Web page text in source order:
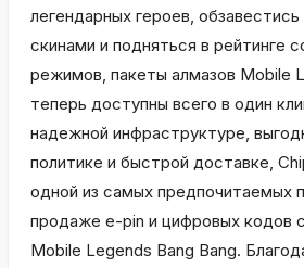
легендарных героев,
скинами и подняться в рейтинге
режимов, пакеты алмазов Mobile
теперь доступны всего в один
надежной инфраструктуре,
политике и быстрой доставке,
одной из самых предпочитаемых
продаже e-pin и цифровых кодов
Mobile Legends Bang Bang.